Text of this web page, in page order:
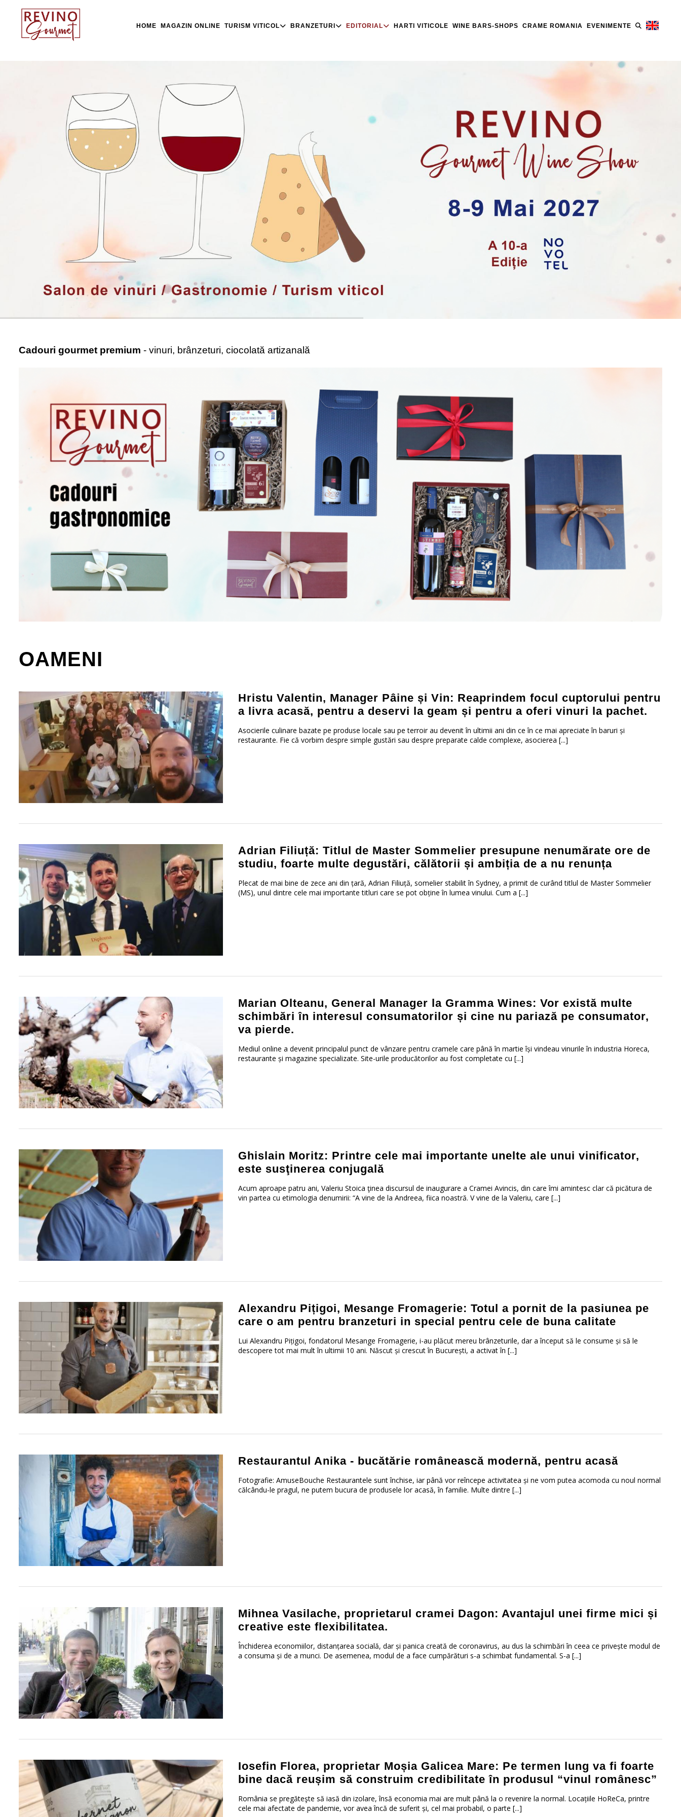
HOME MAGAZIN ONLINE TURISM VITICOL BRANZETURI EDITORIAL HARTI VITICOLE WINE BARS-SHOPS CRAME ROMANIA EVENIMENTE
Cadouri gourmet premium - vinuri, brânzeturi, ciocolată artizanală
OAMENI
Hristu Valentin, Manager Pâine și Vin: Reaprindem focul cuptorului pentru
a livra acasă, pentru a deservi la geam și pentru a oferi vinuri la pachet.
Asocierile culinare bazate pe produse locale sau pe terroir au devenit în ultimii ani din ce în ce mai apreciate în baruri și
restaurante. Fie că vorbim despre simple gustări sau despre preparate calde complexe, asocierea [...]
Adrian Filiuță: Titlul de Master Sommelier presupune nenumărate ore de
studiu, foarte multe degustări, călătorii și ambiția de a nu renunța
Plecat de mai bine de zece ani din țară, Adrian Filiuță, somelier stabilit în Sydney, a primit de curând titlul de Master Sommelier
(MS), unul dintre cele mai importante titluri care se pot obține în lumea vinului. Cum a [...]
Marian Olteanu, General Manager la Gramma Wines: Vor există multe
schimbări în interesul consumatorilor și cine nu pariază pe consumator,
va pierde.
Mediul online a devenit principalul punct de vânzare pentru cramele care până în martie își vindeau vinurile în industria Horeca,
restaurante și magazine specializate. Site-urile producătorilor au fost completate cu [...]
Ghislain Moritz: Printre cele mai importante unelte ale unui vinificator,
este susţinerea conjugală
Acum aproape patru ani, Valeriu Stoica ţinea discursul de inaugurare a Cramei Avincis, din care îmi amintesc clar că picătura de
vin partea cu etimologia denumirii: “A vine de la Andreea, fiica noastră. V vine de la Valeriu, care [...]
Alexandru Pițigoi, Mesange Fromagerie: Totul a pornit de la pasiunea pe
care o am pentru branzeturi in special pentru cele de buna calitate
Lui Alexandru Pițigoi, fondatorul Mesange Fromagerie, i-au plăcut mereu brânzeturile, dar a început să le consume și să le
descopere tot mai mult în ultimii 10 ani. Născut și crescut în București, a activat în [...]
Restaurantul Anika - bucătărie românească modernă, pentru acasă
Fotografie: AmuseBouche Restaurantele sunt închise, iar până vor reîncepe activitatea și ne vom putea acomoda cu noul normal
călcându-le pragul, ne putem bucura de produsele lor acasă, în familie. Multe dintre [...]
Mihnea Vasilache, proprietarul cramei Dagon: Avantajul unei firme mici și
creative este flexibilitatea.
Închiderea economiilor, distanțarea socială, dar și panica creată de coronavirus, au dus la schimbări în ceea ce privește modul de
a consuma și de a munci. De asemenea, modul de a face cumpărături s-a schimbat fundamental. S-a [...]
Iosefin Florea, proprietar Moșia Galicea Mare: Pe termen lung va fi foarte
bine dacă reușim să construim credibilitate în produsul “vinul românesc”
România se pregăteşte să iasă din izolare, însă economia mai are mult până la o revenire la normal. Locațiile HoReCa, printre
cele mai afectate de pandemie, vor avea încă de suferit și, cel mai probabil, o parte [...]